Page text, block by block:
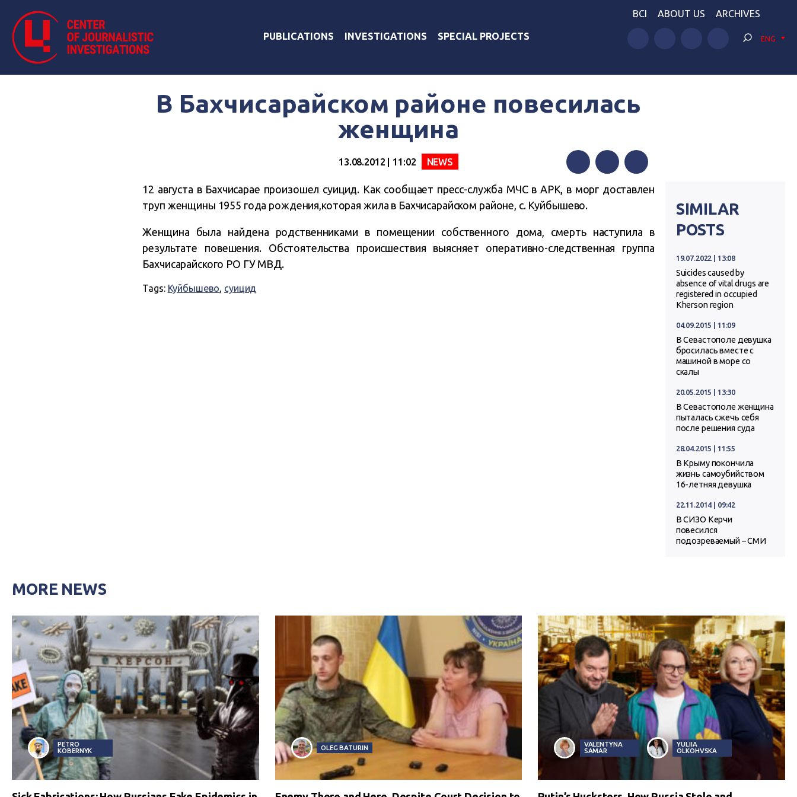
PUBLICATIONS INVESTIGATIONS SPECIAL PROJECTS
BCI ABOUT US ARCHIVES
ENG
В Бахчисарайском районе повесилась
женщина
13.08.2012 | 11:02 NEWS
FacebookTwitterTelegram
12 августа в Бахчисарае произошел суицид. Как сообщает пресс-служба МЧС в АРК, в морг доставлен
труп женщины 1955 года рождения,которая жила в Бахчисарайском районе, с. Куйбышево.
Женщина была найдена родственниками в помещении собственного дома, смерть наступила в
результате повешения. Обстоятельства происшествия выясняет оперативно-следственная группа
Бахчисарайского РО ГУ МВД.
Tags: Куйбышево, суицид
SIMILAR
POSTS
19.07.2022 | 13:08
Suicides caused by
absence of vital drugs are
registered in occupied
Kherson region
04.09.2015 | 11:09
В Севастополе девушка
бросилась вместе с
машиной в море со
скалы
20.05.2015 | 13:30
В Севастополе женщина
пыталась сжечь себя
после решения суда
28.04.2015 | 11:55
В Крыму покончила
жизнь самоубийством
16-летняя девушка
22.11.2014 | 09:42
В СИЗО Керчи
повесился
подозреваемый – СМИ
MORE NEWS
PETRO
KOBERNYK
OLEG BATURIN
VALENTYNA
SAMAR
YULIIA
OLKOHVSKA